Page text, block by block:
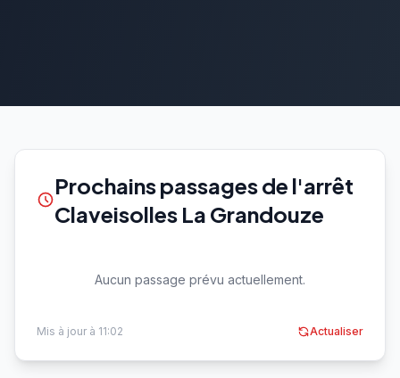
Prochains passages de l'arrêt
Claveisolles La Grandouze
Aucun passage prévu actuellement.
Mis à jour à 11:02 Actualiser